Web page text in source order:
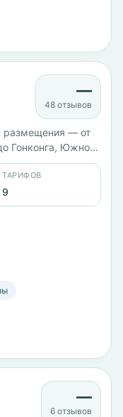
—
48 отзывов
размещения — от
Гонконга, Южной
запустилась в
по звёздам:
977 ₽/мес,
мес, Alphard с 24
8000 ₽/мес.
ТАРИФОВ
9
—
6 отзывов